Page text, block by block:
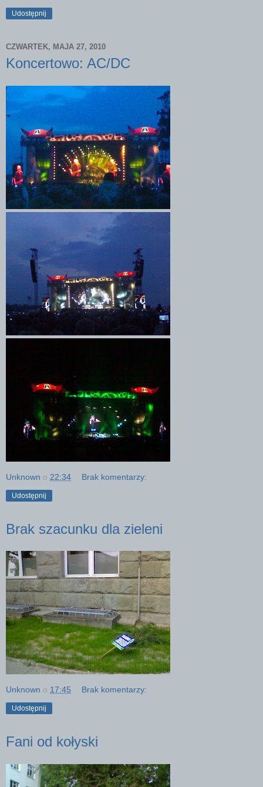
Udostępnij
CZWARTEK, MAJA 27, 2010
Koncertowo: AC/DC
Unknown o 22:34 Brak komentarzy:
Udostępnij
Brak szacunku dla zieleni
Unknown o 17:45 Brak komentarzy:
Udostępnij
Fani od kołyski